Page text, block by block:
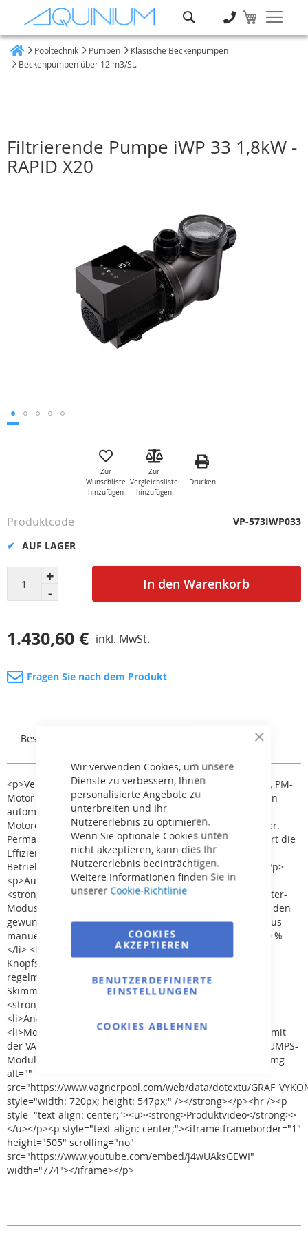
Close
Bar
Wir verwenden Cookies, um unsere
Dienste zu verbessern, Ihnen
personalisierte Angebote zu
unterbreiten und Ihr
Nutzererlebnis zu optimieren.
Wenn Sie optionale Cookies unten
nicht akzeptieren, kann dies Ihr
Nutzererlebnis beeinträchtigen.
Weitere Informationen finden Sie in
unserer Cookie-Richtlinie
COOKIES
AKZEPTIEREN
BENUTZERDEFINIERTE
EINSTELLUNGEN
COOKIES ABLEHNEN
Pooltechnik Pumpen
Klasische Beckenpumpen
Beckenpumpen über 12 m3/St.
Filtrierende Pumpe iWP 33 1,8kW -
RAPID X20
Zur
Wunschliste
hinzufügen
Zur
Vergleichsliste
hinzufügen
Drucken
In den Warenkorb
1.430,60 € inkl. MwSt.
AUF LAGER
Produktcode VP-573IWP033
Fragen Sie nach dem Produkt
Beschreibung
<p>Verschleißfeste Filtrapumpen mit Frequenzumrichter, PM-
Motor und Touchscreen-Display. Die Pumpenleistung kann
automatisch an den eingestellten Durchfluss, bzw. die
Motordrehzahl angepasst werden, inklusive bis zu 4 Timer.
Permanentmagnetsystem mit variabler Leistung maximiert die
Effizienz, verlängert die Lebensdauer und minimiert die
Betriebskosten sowie Geräuschentwicklung der Pumpe.</p>
<p>Auch geeignet für Salzwasser bis 5 g/l.</p><p>
<strong>Pumpenbetrieb:</strong></p><ul><li>Auto Inverter-
Modus – automatische Anpassung der Motordrehzahl an den
gewünschten Durchfluss</li> <li>Manueller Inverter-Modus –
manuelle Einstellung der Leistung im Bereich von 30–120 %
</li> <li>Auswahl der Betriebsmodi durch Drücken eines
Knopfs (Tag/Nacht/Wäsche)</li> <li>Skimmfunktion –
regelmäßiges Reinigen der Wasseroberfläche des
Skimmerbeckens</li> <li>Wi-Fi-App</li> </ul><p>
<strong>Externe Steuerung:</strong></p><ul>
<li>Analogeingang (0-10 V)</li> <li>Digital-Eingang</li>
<li>Modbus-Kommunikation – RS485</li> <li>Kompatibel mit
der VArio-Steuerungssystem – Steuerung über das DIN PUMPS-
Modul</li> </ul><p><strong>Leistungsdiagramm:<br /><img
alt=""
src="https://www.vagnerpool.com/web/data/dotextu/
style="width: 720px; height: 547px;" /></strong></p><hr /><p
style="text-align: center;"><u><strong>Produktvideo</strong>>
</u></p><p style="text-align: center;"><iframe frameborder="1"
height="505" scrolling="no"
src="https://www.youtube.com/embed/j4wUAksGEWI"
width="774"></iframe></p>